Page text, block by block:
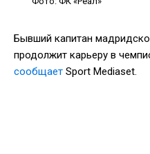
Бывший капитан
продолжит карьеру в
сообщает Sport Mediaset.